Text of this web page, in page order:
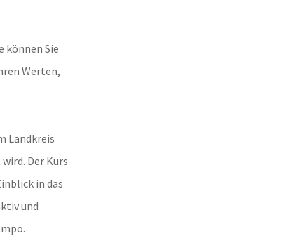
können Sie
Werten,
Landkreis
Der Kurs
in das
und